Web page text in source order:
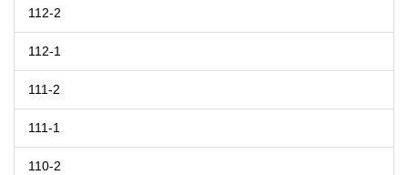
112-2
112-1
111-2
111-1
110-2